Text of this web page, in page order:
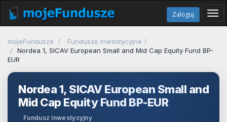
Zaloguj
mojeFundusze
Fundusze Inwestycyjne
Nordea 1, SICAV European Small and Mid Cap Equity Fund BP-
EUR
Nordea 1, SICAV European Small and
Mid Cap Equity Fund BP-EUR
Fundusz Inwestycyjny